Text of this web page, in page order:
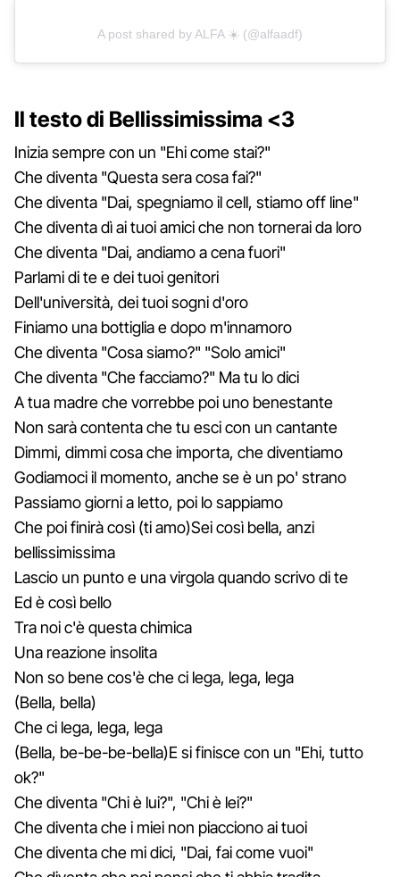
A post shared by ALFA ☀️ (@alfaadf)
Il testo di Bellissimissima <3
Inizia sempre con un "Ehi come stai?"
Che diventa "Questa sera cosa fai?"
Che diventa "Dai, spegniamo il cell, stiamo off line"
Che diventa dì ai tuoi amici che non tornerai da loro
Che diventa "Dai, andiamo a cena fuori"
Parlami di te e dei tuoi genitori
Dell'università, dei tuoi sogni d'oro
Finiamo una bottiglia e dopo m'innamoro
Che diventa "Cosa siamo?" "Solo amici"
Che diventa "Che facciamo?" Ma tu lo dici
A tua madre che vorrebbe poi uno benestante
Non sarà contenta che tu esci con un cantante
Dimmi, dimmi cosa che importa, che diventiamo
Godiamoci il momento, anche se è un po' strano
Passiamo giorni a letto, poi lo sappiamo
Che poi finirà così (ti amo)Sei così bella, anzi
bellissimissima
Lascio un punto e una virgola quando scrivo di te
Ed è così bello
Tra noi c'è questa chimica
Una reazione insolita
Non so bene cos'è che ci lega, lega, lega
(Bella, bella)
Che ci lega, lega, lega
(Bella, be-be-be-bella)E si finisce con un "Ehi, tutto
ok?"
Che diventa "Chi è lui?", "Chi è lei?"
Che diventa che i miei non piacciono ai tuoi
Che diventa che mi dici, "Dai, fai come vuoi"